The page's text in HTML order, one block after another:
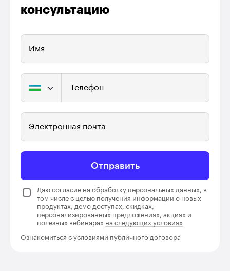
консультацию
Имя
Телефон
Электронная почта
Отправить
Даю согласие на обработку персональных данных, в
том числе с целью получения информации о новых
продуктах, демо доступах, скидках,
персонализированных предложениях, акциях и
полезных вебинарах на следующих условиях
Ознакомиться с условиями публичного договора